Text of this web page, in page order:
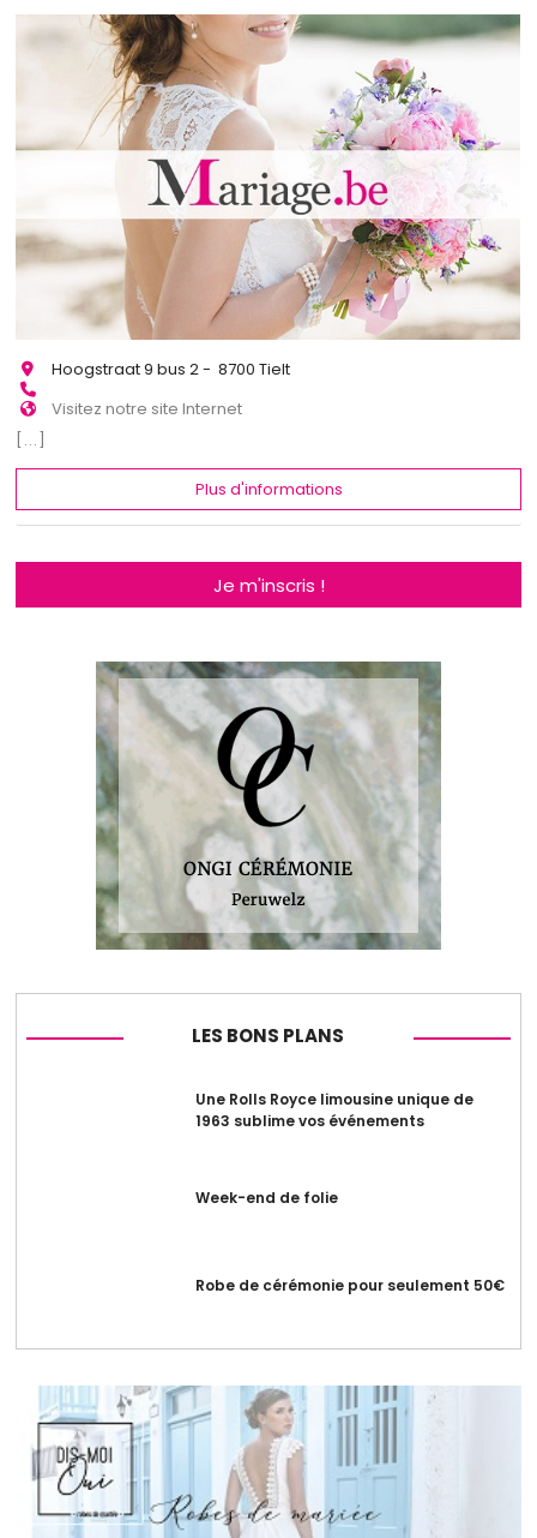
Hoogstraat 9 bus 2 - 8700 Tielt
Visitez notre site Internet
[...]
Plus d'informations
Je m'inscris !
LES BONS PLANS
Une Rolls Royce limousine unique de
1963 sublime vos événements
Week-end de folie
Robe de cérémonie pour seulement 50€